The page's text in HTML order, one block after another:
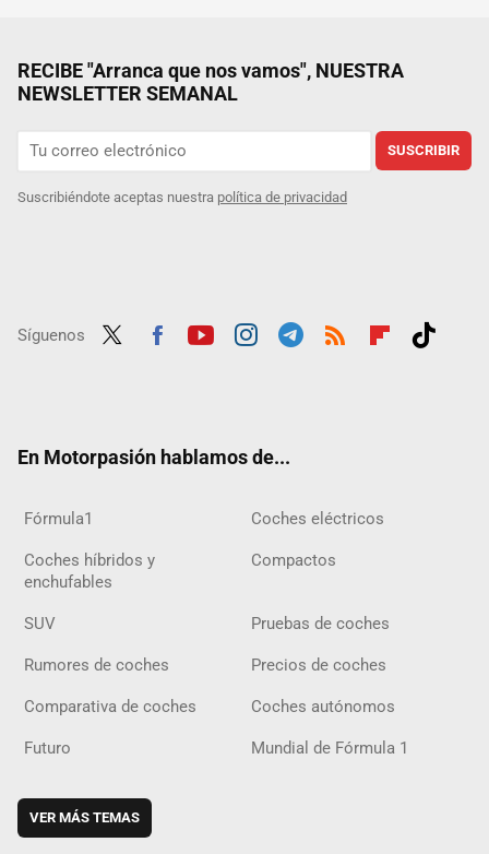
RECIBE "Arranca que nos vamos", NUESTRA
NEWSLETTER SEMANAL
SUSCRIBIR
Suscribiéndote aceptas nuestra política de privacidad
Síguenos
En Motorpasión hablamos de...
Fórmula1 Coches eléctricos
Coches híbridos y
enchufables
Compactos
SUV Pruebas de coches
Rumores de coches Precios de coches
Comparativa de coches Coches autónomos
Futuro Mundial de Fórmula 1
VER MÁS TEMAS